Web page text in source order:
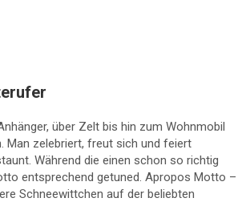
über Zelt bis hin zum Wohnmobil
Man zelebriert, freut sich und feiert
Während die einen schon so richtig
entsprechend getuned. Apropos Motto –
Schneewittchen auf der beliebten